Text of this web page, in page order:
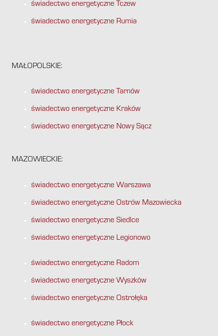
świadectwo energetyczne Tczew
świadectwo energetyczne Rumia
MAŁOPOLSKIE:
świadectwo energetyczne Tarnów
świadectwo energetyczne Kraków
świadectwo energetyczne Nowy Sącz
MAZOWIECKIE:
świadectwo energetyczne Warszawa
świadectwo energetyczne Ostrów Mazowiecka
świadectwo energetyczne Siedlce
świadectwo energetyczne Legionowo
świadectwo energetyczne Radom
świadectwo energetyczne Wyszków
świadectwo energetyczne Ostrołęka
świadectwo energetyczne Płock